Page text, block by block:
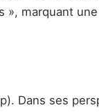
marquant
Dans ses